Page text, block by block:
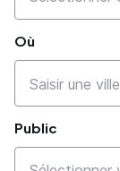
Où
Public